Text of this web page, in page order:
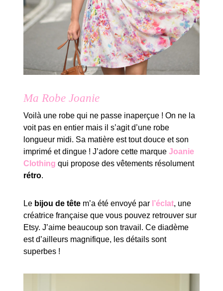
Ma Robe Joanie
Voilà une robe qui ne passe inaperçue ! On ne la
voit pas en entier mais il s’agit d’une robe
longueur midi. Sa matière est tout douce et son
imprimé et dingue ! J’adore cette marqueJoanie
Clothing qui propose des vêtements résolument
rétro.
Le bijou de tête m’a été envoyé par l’éclat, une
créatrice française que vous pouvez retrouver sur
Etsy. J’aime beaucoup son travail. Ce diadème
est d’ailleurs magnifique, les détails sont
superbes !